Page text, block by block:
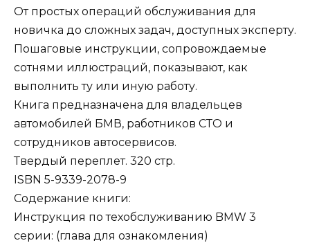
От простых операций обслуживания для
новичка до сложных задач, доступных эксперту.
Пошаговые инструкции, сопровождаемые
сотнями иллюстраций, показывают, как
выполнить ту или иную работу.
Книга предназначена для владельцев
автомобилей БМВ, работников СТО и
сотрудников автосервисов.
Твердый переплет. 320 стр.
ISBN 5-9339-2078-9
Содержание книги:
Инструкция по техобслуживанию BMW 3
серии: (глава для ознакомления)